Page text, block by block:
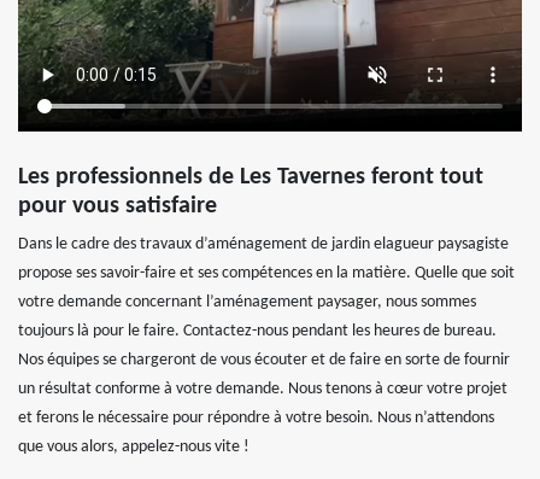
Les professionnels de Les Tavernes feront tout
pour vous satisfaire
Dans le cadre des travaux d’aménagement de jardin elagueur paysagiste
propose ses savoir-faire et ses compétences en la matière. Quelle que soit
votre demande concernant l’aménagement paysager, nous sommes
toujours là pour le faire. Contactez-nous pendant les heures de bureau.
Nos équipes se chargeront de vous écouter et de faire en sorte de fournir
un résultat conforme à votre demande. Nous tenons à cœur votre projet
et ferons le nécessaire pour répondre à votre besoin. Nous n’attendons
que vous alors, appelez-nous vite !